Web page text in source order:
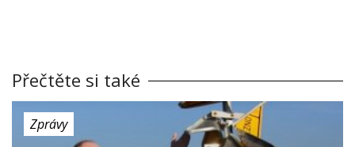
Přečtěte si také
Zprávy